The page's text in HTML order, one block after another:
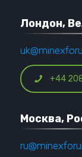
Лондон,
+44
Москва,